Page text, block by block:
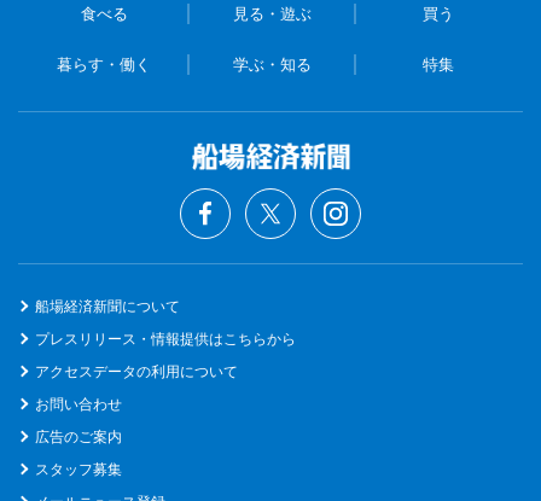
食べる 見る・遊ぶ 買う
暮らす・働く 学ぶ・知る 特集
船場経済新聞について
プレスリリース・情報提供はこちらから
アクセスデータの利用について
お問い合わせ
広告のご案内
スタッフ募集